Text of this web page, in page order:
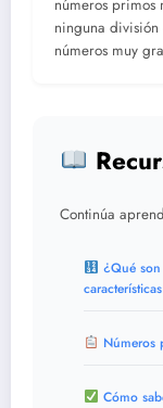
números primos
ninguna división
números muy
Continúa
¿Qué
características
Números
Cómo